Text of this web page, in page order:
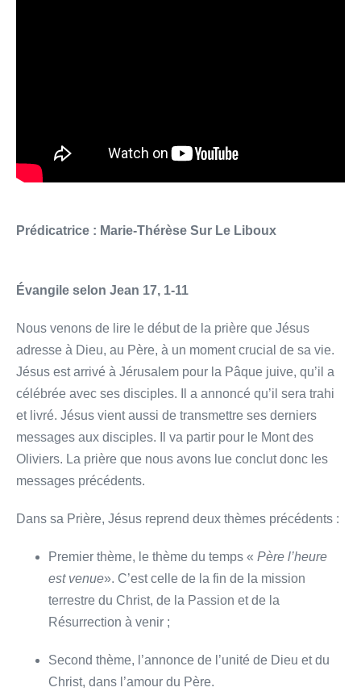
Prédicatrice : Marie-Thérèse Sur Le Liboux
Évangile selon Jean 17, 1-11
Nous venons de lire le début de la prière que Jésus
adresse à Dieu, au Père, à un moment crucial de sa vie.
Jésus est arrivé à Jérusalem pour la Pâque juive, qu’il a
célébrée avec ses disciples. Il a annoncé qu’il sera trahi
et livré. Jésus vient aussi de transmettre ses derniers
messages aux disciples. Il va partir pour le Mont des
Oliviers. La prière que nous avons lue conclut donc les
messages précédents.
Dans sa Prière, Jésus reprend deux thèmes précédents :
Premier thème, le thème du temps « Père l’heure
est venue». C’est celle de la fin de la mission
terrestre du Christ, de la Passion et de la
Résurrection à venir ;
Second thème, l’annonce de l’unité de Dieu et du
Christ, dans l’amour du Père.